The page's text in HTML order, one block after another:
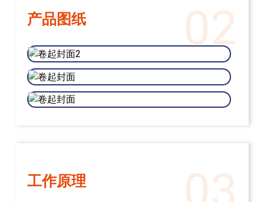
02
产品图纸
03
工作原理